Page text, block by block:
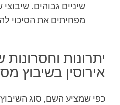
שיניים גבוהים. שיבוצי
מפחיתים את הסיכוי
יתרונות
אירוסין בשיבוץ
כפי שמציע השם, סוג